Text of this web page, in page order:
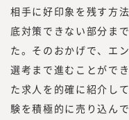
相手に好印象を残す方
底対策できない部分ま
た。そのおかげで、エ
選考まで進むことがで
た求人を的確に紹介し
験を積極的に売り込ん